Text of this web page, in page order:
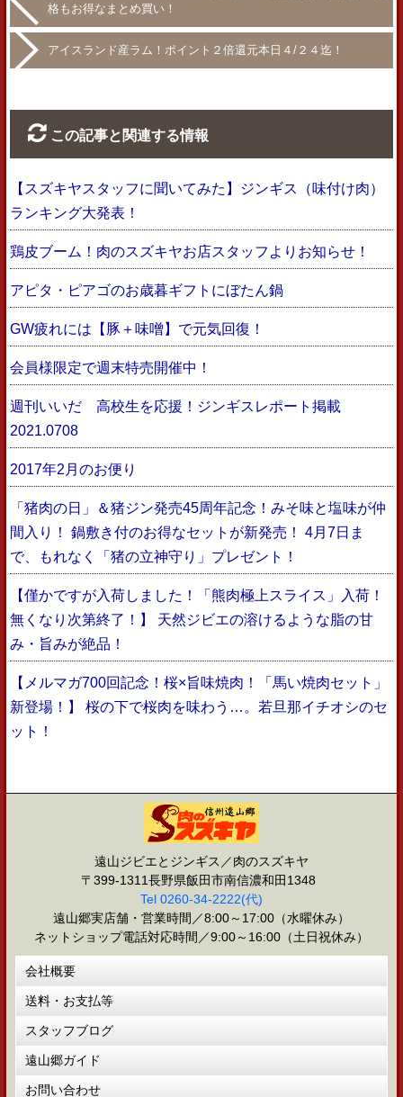
格もお得なまとめ買い！
アイスランド産ラム！ポイント２倍還元本日４/２４迄！
この記事と関連する情報
【スズキヤスタッフに聞いてみた】ジンギス（味付け肉）
ランキング大発表！
鶏皮ブーム！肉のスズキヤお店スタッフよりお知らせ！
アピタ・ピアゴのお歳暮ギフトにぼたん鍋
GW疲れには【豚＋味噌】で元気回復！
会員様限定で週末特売開催中！
週刊いいだ 高校生を応援！ジンギスレポート掲載
2021.0708
2017年2月のお便り
「猪肉の日」＆猪ジン発売45周年記念！みそ味と塩味が仲
間入り！ 鍋敷き付のお得なセットが新発売！ 4月7日ま
で、もれなく「猪の立神守り」プレゼント！
【僅かですが入荷しました！「熊肉極上スライス」入荷！
無くなり次第終了！】 天然ジビエの溶けるような脂の甘
み・旨みが絶品！
【メルマガ700回記念！桜×旨味焼肉！「馬い焼肉セット」
新登場！】 桜の下で桜肉を味わう…。若旦那イチオシのセ
ット！
遠山ジビエとジンギス／肉のスズキヤ
〒399-1311長野県飯田市南信濃和田1348
Tel 0260-34-2222(代)
遠山郷実店舗・営業時間／8:00～17:00（水曜休み）
ネットショップ電話対応時間／9:00～16:00（土日祝休み）
会社概要
送料・お支払等
スタッフブログ
遠山郷ガイド
お問い合わせ